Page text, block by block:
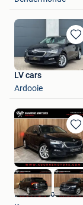
in
Mijn
LV cars
Ardooie
in
Mijn
Kuurne Motors